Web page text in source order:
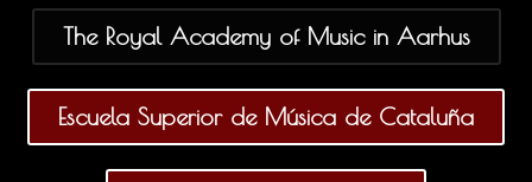
The Royal Academy of Music in Aarhus
Escuela Superior de Música de Cataluña